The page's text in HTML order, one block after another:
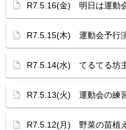
R7.5.16(金) 明日は運動
R7.5.15(木) 運動会予行
R7.5.14(水) てるてる坊
R7.5.13(火) 運動会の練
R7.5.12(月) 野菜の苗植え